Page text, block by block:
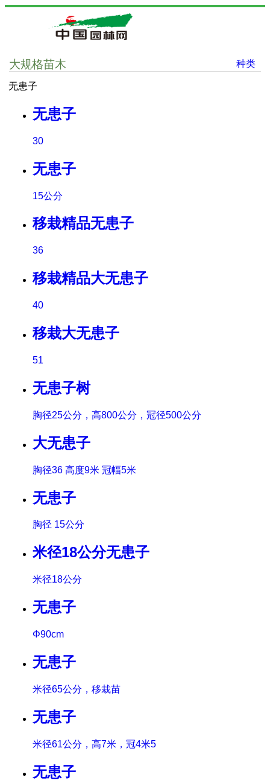
大规格苗木 种类
无患子
无患子
30
无患子
15公分
移栽精品无患子
36
移栽精品大无患子
40
移栽大无患子
51
无患子树
胸径25公分，高800公分，冠径500公分
大无患子
胸径36 高度9米 冠幅5米
无患子
胸径 15公分
米径18公分无患子
米径18公分
无患子
Φ90cm
无患子
米径65公分，移栽苗
无患子
米径61公分，高7米，冠4米5
无患子